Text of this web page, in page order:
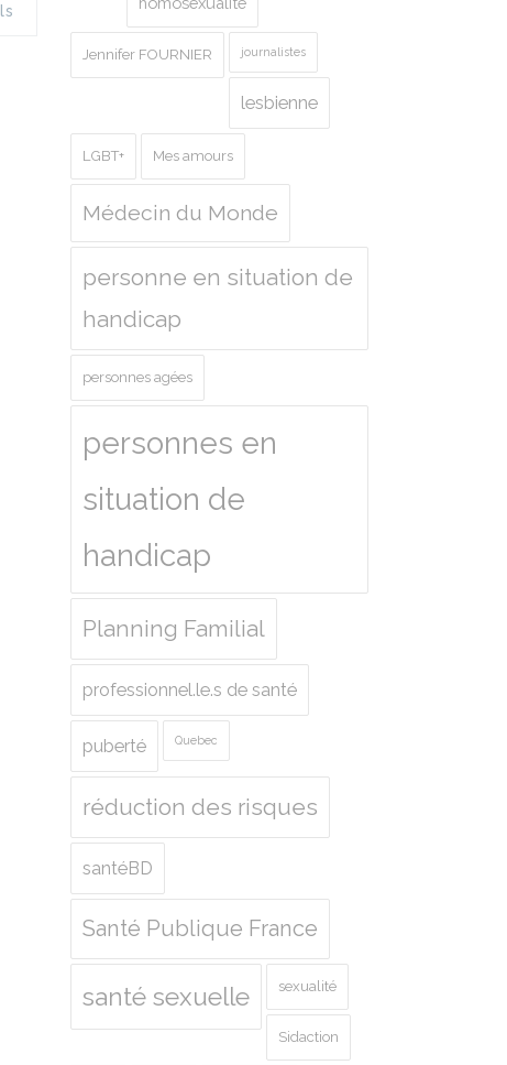
Jennifer FOURNIER journalistes
lesbienne
LGBT+ Mes amours
Médecin du Monde
personne en situation de
handicap
personnes agées
personnes en
situation de
handicap
Planning Familial
professionnel.le.s de santé
puberté Quebec
réduction des risques
santéBD
Santé Publique France
santé sexuelle sexualité
Sidaction